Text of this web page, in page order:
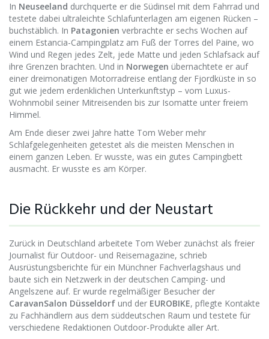
In Neuseeland durchquerte er die Südinsel mit dem Fahrrad und
testete dabei ultraleichte Schlafunterlagen am eigenen Rücken –
buchstäblich. In Patagonien verbrachte er sechs Wochen auf
einem Estancia-Campingplatz am Fuß der Torres del Paine, wo
Wind und Regen jedes Zelt, jede Matte und jeden Schlafsack auf
ihre Grenzen brachten. Und in Norwegen übernachtete er auf
einer dreimonatigen Motorradreise entlang der Fjordküste in so
gut wie jedem erdenklichen Unterkunftstyp – vom Luxus-
Wohnmobil seiner Mitreisenden bis zur Isomatte unter freiem
Himmel.
Am Ende dieser zwei Jahre hatte Tom Weber mehr
Schlafgelegenheiten getestet als die meisten Menschen in
einem ganzen Leben. Er wusste, was ein gutes Campingbett
ausmacht. Er wusste es am Körper.
Die Rückkehr und der Neustart
Zurück in Deutschland arbeitete Tom Weber zunächst als freier
Journalist für Outdoor- und Reisemagazine, schrieb
Ausrüstungsberichte für ein Münchner Fachverlagshaus und
baute sich ein Netzwerk in der deutschen Camping- und
Angelszene auf. Er wurde regelmäßiger Besucher der
CaravanSalon Düsseldorf und der EUROBIKE, pflegte Kontakte
zu Fachhändlern aus dem süddeutschen Raum und testete für
verschiedene Redaktionen Outdoor-Produkte aller Art.